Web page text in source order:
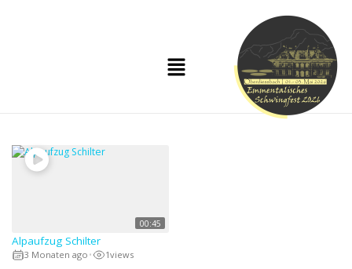
00:45
Alpaufzug Schilter
3 Monaten ago • 1views